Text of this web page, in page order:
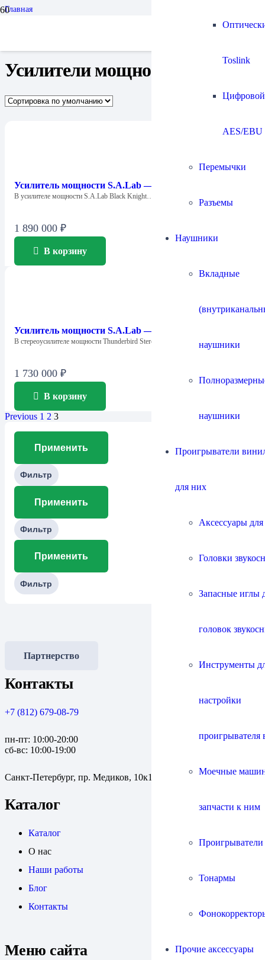
Toslink
Цифровой
AES/EBU
Перемычки
Разъемы
Наушники
Вкладные
наушники
наушники
Проигрыватели
для них
Аксессуары
Головки
Запасные иглы
головок
Инструменты
настройки
проигрывателя
Моечные
запчасти к ним
Тонармы
Прочие аксессуары
Главная
Усилители мощности
Усилитель мощности S.A.Lab — Black Knight Power
В усилителе мощности S.A.Lab Black Knight…
1 890 000 ₽
В корзину
Усилитель мощности S.A.Lab — Thunderbird Stereo
В стереоусилителе мощности Thunderbird Stereo аккумулированы…
1 730 000 ₽
В корзину
Previous 1 2 3
Применить
Фильтр
Применить
Фильтр
Применить
Фильтр
Партнерство
Контакты
+7 (812) 679-08-79
пн-пт: 10:00-20:00
сб-вс: 10:00-19:00
Санкт-Петербург, пр. Медиков, 10к1
Каталог
Каталог
О нас
Наши работы
Блог
Контакты
Меню сайта